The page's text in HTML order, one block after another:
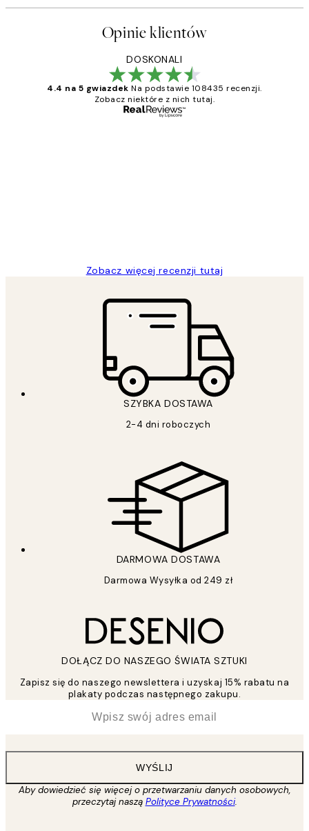
Opinie klientów
DOSKONALI
4.4 na 5 gwiazdek Na podstawie 108435 recenzji.
Zobacz niektóre z nich tutaj.
Zobacz więcej recenzji tutaj
SZYBKA DOSTAWA
2-4 dni roboczych
DARMOWA DOSTAWA
Darmowa Wysyłka od 249 zł
DOŁĄCZ DO NASZEGO ŚWIATA SZTUKI
Zapisz się do naszego newslettera i uzyskaj 15% rabatu na
plakaty podczas następnego zakupu.
WYŚLIJ
Aby dowiedzieć się więcej o przetwarzaniu danych osobowych,
przeczytaj naszą Polityce Prywatności.